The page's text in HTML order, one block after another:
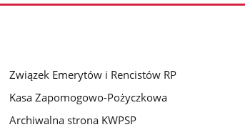
Związek Emerytów i Rencistów RP
Kasa Zapomogowo-Pożyczkowa
Archiwalna strona KWPSP